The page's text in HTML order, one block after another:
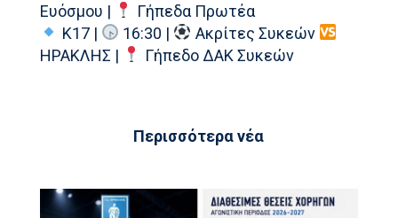
Ευόσμου |
Γήπεδα Πρωτέα
Κ17 |
16:30 |
Ακρίτες Συκεών
ΗΡΑΚΛΗΣ |
Γήπεδο ΔΑΚ Συκεών
Περισσότερα νέα